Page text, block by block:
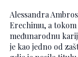
Alessandra
Erechimu, a
međunarodnu
je kao jedno od